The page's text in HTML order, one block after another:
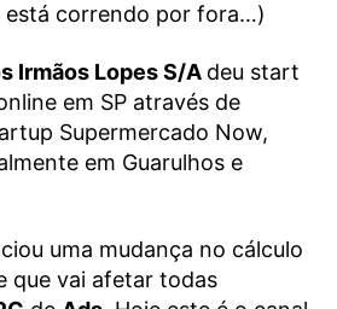
está correndo por fora…)
Irmãos Lopes S/A deu start
em SP através de
Supermercado Now,
em Guarulhos e
uma mudança no cálculo
que vai afetar todas